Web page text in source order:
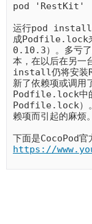
pod 'RestKit'
运行pod install
成Podfile.lock来
0.10.3）。多亏
本，在以后在另一
install仍将安装
新了依赖项或调用
Podfile.lock中的
Podfile.lock）。
赖项而引起的麻烦。
下面是CocoPod官
https://